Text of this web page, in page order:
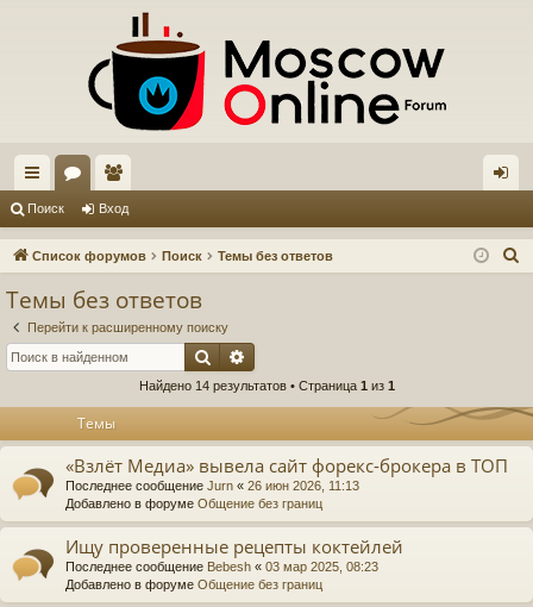
с
ы ум
ол
ьз
ел
д
Поиск Вход
Список форумов Поиск Темы без ответов
Темы без ответов
Перейти к расширенному поиску
Поиск
Найдено 14 результатов • Страница 1 из 1
Темы
«Взлёт Медиа» вывела сайт форекс-брокера в ТОП
Последнее сообщение Jurn « 26 июн 2026, 11:13
Добавлено в форуме Общение без границ
Ищу проверенные рецепты коктейлей
Последнее сообщение Bebesh « 03 мар 2025, 08:23
Добавлено в форуме Общение без границ